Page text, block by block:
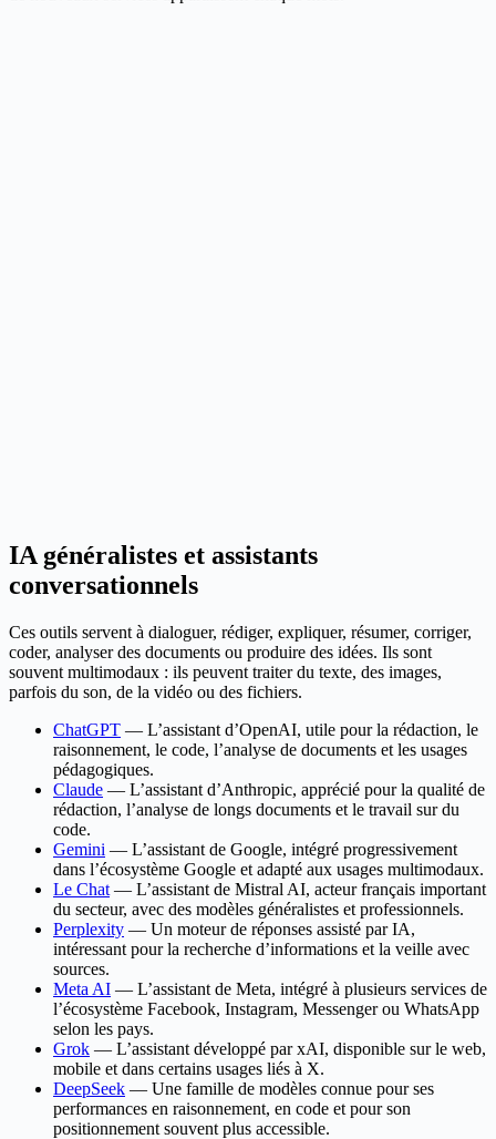
IA généralistes et assistants
conversationnels
Ces outils servent à dialoguer, rédiger, expliquer, résumer, corriger,
coder, analyser des documents ou produire des idées. Ils sont
souvent multimodaux : ils peuvent traiter du texte, des images,
parfois du son, de la vidéo ou des fichiers.
ChatGPT — L’assistant d’OpenAI, utile pour la rédaction, le
raisonnement, le code, l’analyse de documents et les usages
pédagogiques.
Claude — L’assistant d’Anthropic, apprécié pour la qualité de
rédaction, l’analyse de longs documents et le travail sur du
code.
Gemini — L’assistant de Google, intégré progressivement
dans l’écosystème Google et adapté aux usages multimodaux.
Le Chat — L’assistant de Mistral AI, acteur français important
du secteur, avec des modèles généralistes et professionnels.
Perplexity — Un moteur de réponses assisté par IA,
intéressant pour la recherche d’informations et la veille avec
sources.
Meta AI — L’assistant de Meta, intégré à plusieurs services de
l’écosystème Facebook, Instagram, Messenger ou WhatsApp
selon les pays.
Grok — L’assistant développé par xAI, disponible sur le web,
mobile et dans certains usages liés à X.
DeepSeek — Une famille de modèles connue pour ses
performances en raisonnement, en code et pour son
positionnement souvent plus accessible.